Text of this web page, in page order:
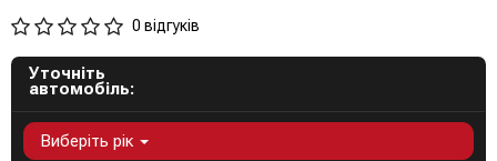
0 відгуків
Уточніть
автомобіль:
Виберіть рік